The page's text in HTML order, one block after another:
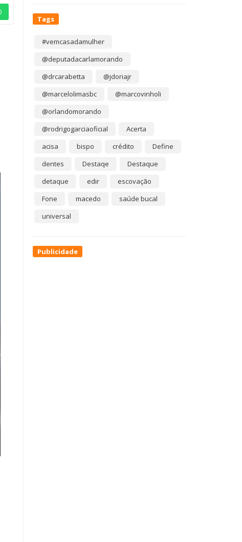
Tags
#vemcasadamulher
@deputadacarlamorando
@drcarabetta
@jdoriajr
@marcelolimasbc
@marcovinholi
@orlandomorando
@rodrigogarciaoficial
Acerta
acisa
bispo crédito
Define
dentes
Destaqe
Destaque
detaque
edir
escovação
Fone
macedo
saúde bucal
universal
Publicidade